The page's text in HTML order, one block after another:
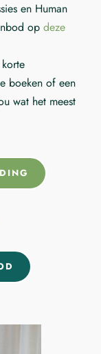
en Human
op deze
boeken of een
wat het meest